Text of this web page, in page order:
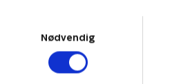
Nødvendig